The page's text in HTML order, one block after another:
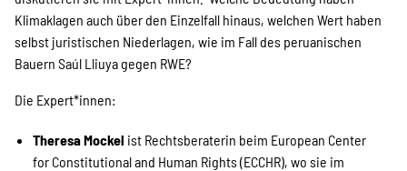
SPENDEN
Über uns
Klimaklagen auch über den Einzelfall hinaus, welchen Wert haben
selbst juristischen Niederlagen, wie im Fall des peruanischen
Bauern Saúl Lliuya gegen RWE?
Die Expert*innen:
Theresa Mockel ist Rechtsberaterin beim European Center
for Constitutional and Human Rights (ECCHR), wo sie im